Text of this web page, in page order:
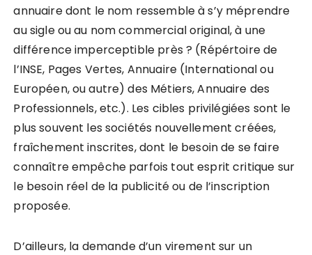
annuaire dont le nom ressemble à s’y méprendre
au sigle ou au nom commercial original, à une
différence imperceptible près ? (Répértoire de
l’INSE, Pages Vertes, Annuaire (International ou
Européen, ou autre) des Métiers, Annuaire des
Professionnels, etc.). Les cibles privilégiées sont le
plus souvent les sociétés nouvellement créées,
fraîchement inscrites, dont le besoin de se faire
connaître empêche parfois tout esprit critique sur
le besoin réel de la publicité ou de l’inscription
proposée.
D’ailleurs, la demande d’un virement sur un